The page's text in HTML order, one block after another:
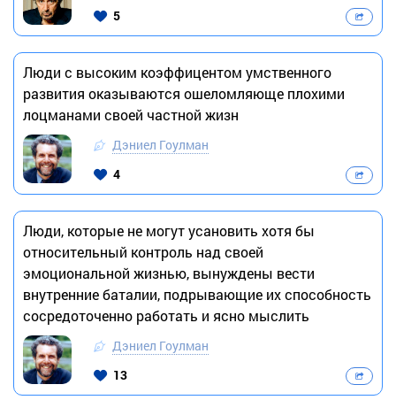
5
Люди с высоким коэффицентом умственного
развития оказываются ошеломляюще плохими
лоцманами своей частной жизн
Дэниел Гоулман
4
Люди, которые не могут усановить хотя бы
относительный контроль над своей
эмоциональной жизнью, вынуждены вести
внутренние баталии, подрывающие их способность
сосредоточенно работать и ясно мыслить
Дэниел Гоулман
13